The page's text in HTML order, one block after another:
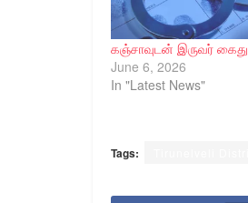
கஞ்சாவுடன் இருவர் கைது
June 6, 2026
In "Latest News"
Tags: